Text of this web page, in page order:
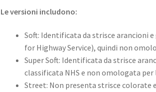
Le versioni includono:​
Soft: Identificata da strisce arancioni
for Highway Service), quindi non
Super Soft: Identificata da strisce
classificata NHS e non omologata per
Street: Non presenta strisce colorate